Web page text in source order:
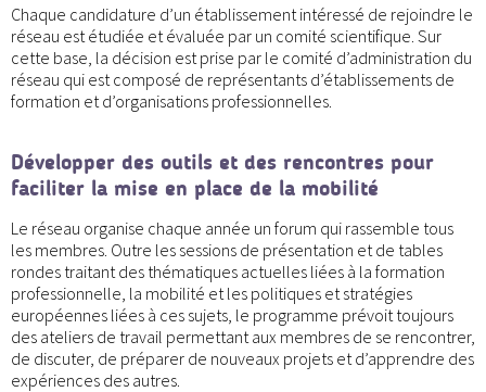
Chaque candidature d’un établissement intéressé de rejoindre le
réseau est étudiée et évaluée par un comité scientifique. Sur
cette base, la décision est prise par le comité d’administration du
réseau qui est composé de représentants d’établissements de
formation et d’organisations professionnelles.
Développer des outils et des rencontres pour
faciliter la mise en place de la mobilité
Le réseau organise chaque année un forum qui rassemble tous
les membres. Outre les sessions de présentation et de tables
rondes traitant des thématiques actuelles liées à la formation
professionnelle, la mobilité et les politiques et stratégies
européennes liées à ces sujets, le programme prévoit toujours
des ateliers de travail permettant aux membres de se rencontrer,
de discuter, de préparer de nouveaux projets et d’apprendre des
expériences des autres.